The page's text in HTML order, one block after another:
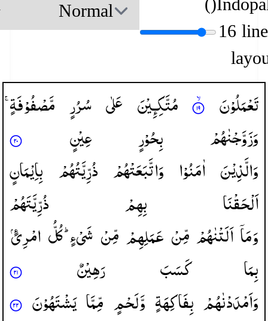
16
تَعْمَلُوْنَ مُتَّكِـِٕیْنَ عَلٰی سُرُرٍ مَّصْفُوْفَةٍ ۚ
وَزَوَّجْنٰهُمْ
بِحُوْرٍ عِیْنٍ
وَالَّذِیْنَ اٰمَنُوْا وَاتَّبَعَتْهُمْ ذُرِّیَّتُهُمْ بِاِیْمَانٍ
اَلْحَقْنَا
بِهِمْ
ذُرِّیَّتَهُمْ
وَمَاۤاَلَتْنٰهُمْ مِّنْ عَمَلِهِمْ مِّنْ شَیْءٍ ؕ كُلُّ امْرِىۢ
بِمَا
كَسَبَ رَهِیْنٌ
وَاَمْدَدْنٰهُمْ بِفَاكِهَةٍ وَّلَحْمٍ مِّمَّا یَشْتَهُوْنَ